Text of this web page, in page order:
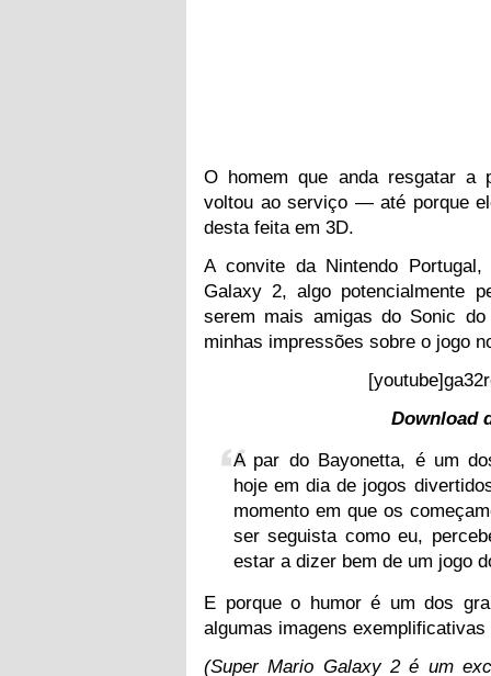
O homem que anda resgatar a
voltou ao serviço — até porque
desta feita em 3D.
A convite da Nintendo
Galaxy 2, algo potencialmente
serem mais amigas do Sonic
minhas impressões sobre o jogo
Download
A par do Bayonetta, é um
hoje em dia de jogos
momento em que os
ser seguista como eu,
estar a dizer bem de um jogo
E porque o humor é um dos
algumas imagens
(Super Mario Galaxy 2 é um